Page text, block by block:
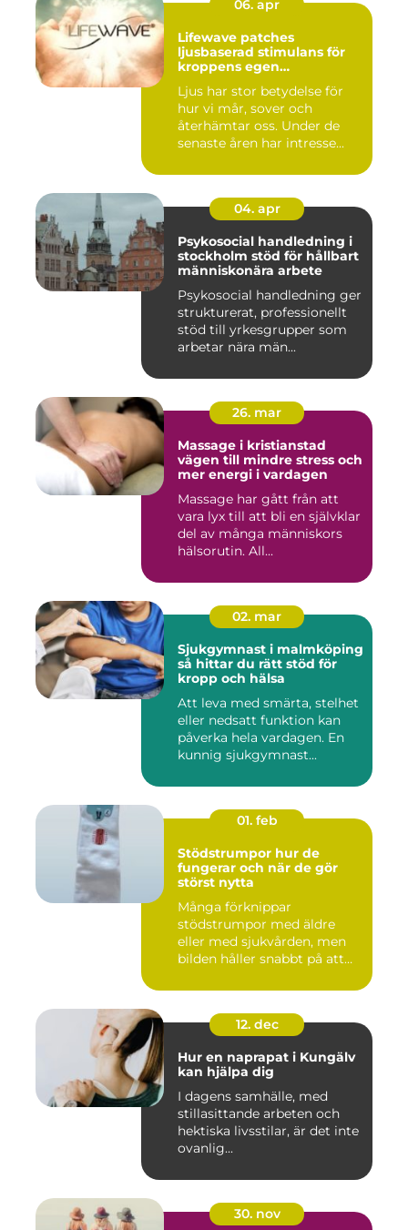
06. apr
Lifewave patches
ljusbaserad stimulans för
kroppens egen
Ljus har stor betydelse för
hur vi mår, sover och
återhämtar oss. Under de
senaste åren har intresse...
04. apr
Psykosocial handledning i
stockholm stöd för hållbart
människonära arbete
Psykosocial handledning ger
strukturerat, professionellt
stöd till yrkesgrupper som
arbetar nära män...
26. mar
Massage i kristianstad
vägen till mindre stress och
mer energi i vardagen
Massage har gått från att
vara lyx till att bli en självklar
del av många människors
hälsorutin. All...
02. mar
Sjukgymnast i malmköping
så hittar du rätt stöd för
kropp och hälsa
Att leva med smärta, stelhet
eller nedsatt funktion kan
påverka hela vardagen. En
kunnig sjukgymnast...
01. feb
Stödstrumpor hur de
fungerar och när de gör
störst nytta
Många förknippar
stödstrumpor med äldre
eller med sjukvården, men
bilden håller snabbt på att
12. dec
Hur en naprapat i Kungälv
kan hjälpa dig
I dagens samhälle, med
stillasittande arbeten och
hektiska livsstilar, är det inte
ovanlig...
30. nov